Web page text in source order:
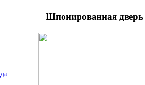
Шпонированная